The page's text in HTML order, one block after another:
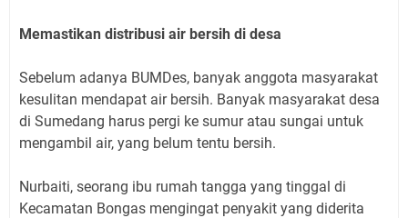
Memastikan distribusi air bersih di desa
Sebelum adanya BUMDes, banyak anggota masyarakat
kesulitan mendapat air bersih. Banyak masyarakat desa
di Sumedang harus pergi ke sumur atau sungai untuk
mengambil air, yang belum tentu bersih.
Nurbaiti, seorang ibu rumah tangga yang tinggal di
Kecamatan Bongas mengingat penyakit yang diderita